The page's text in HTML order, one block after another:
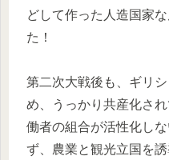
どして作った人造国家
た！
第二次大戦後も、ギリ
め、うっかり共産化さ
働者の組合が活性化し
ず、農業と観光立国を誘